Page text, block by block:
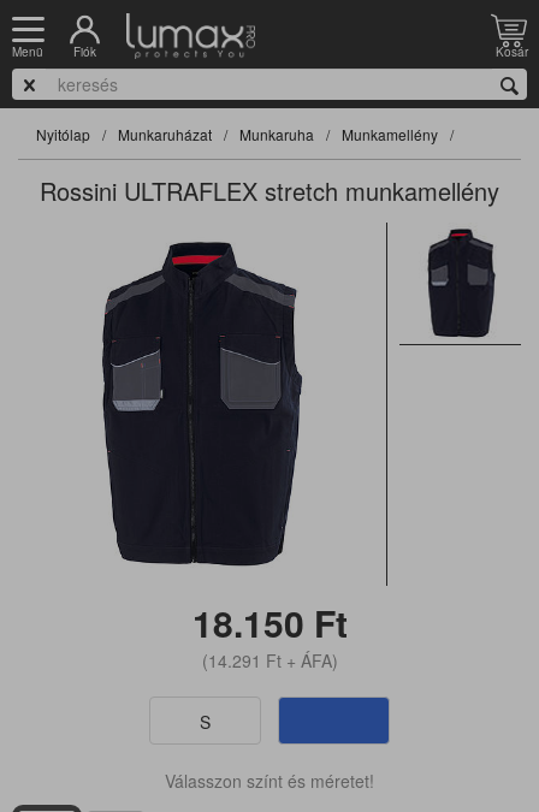
Menü Fiók Kosár
Nyitólap Munkaruházat Munkaruha Munkamellény
Rossini ULTRAFLEX stretch munkamellény
18.150 Ft
(14.291 Ft+ ÁFA)
S
Válasszon színt és méretet!